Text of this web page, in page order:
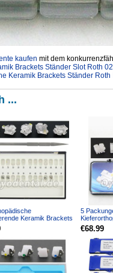
kaufen mit dem
Brackets Ständer Slot Roth
Keramik Brackets Ständer
...
Keramik Brackets
3-4-5 Mit Haken...
5
Bracket
Ha...
€68.99